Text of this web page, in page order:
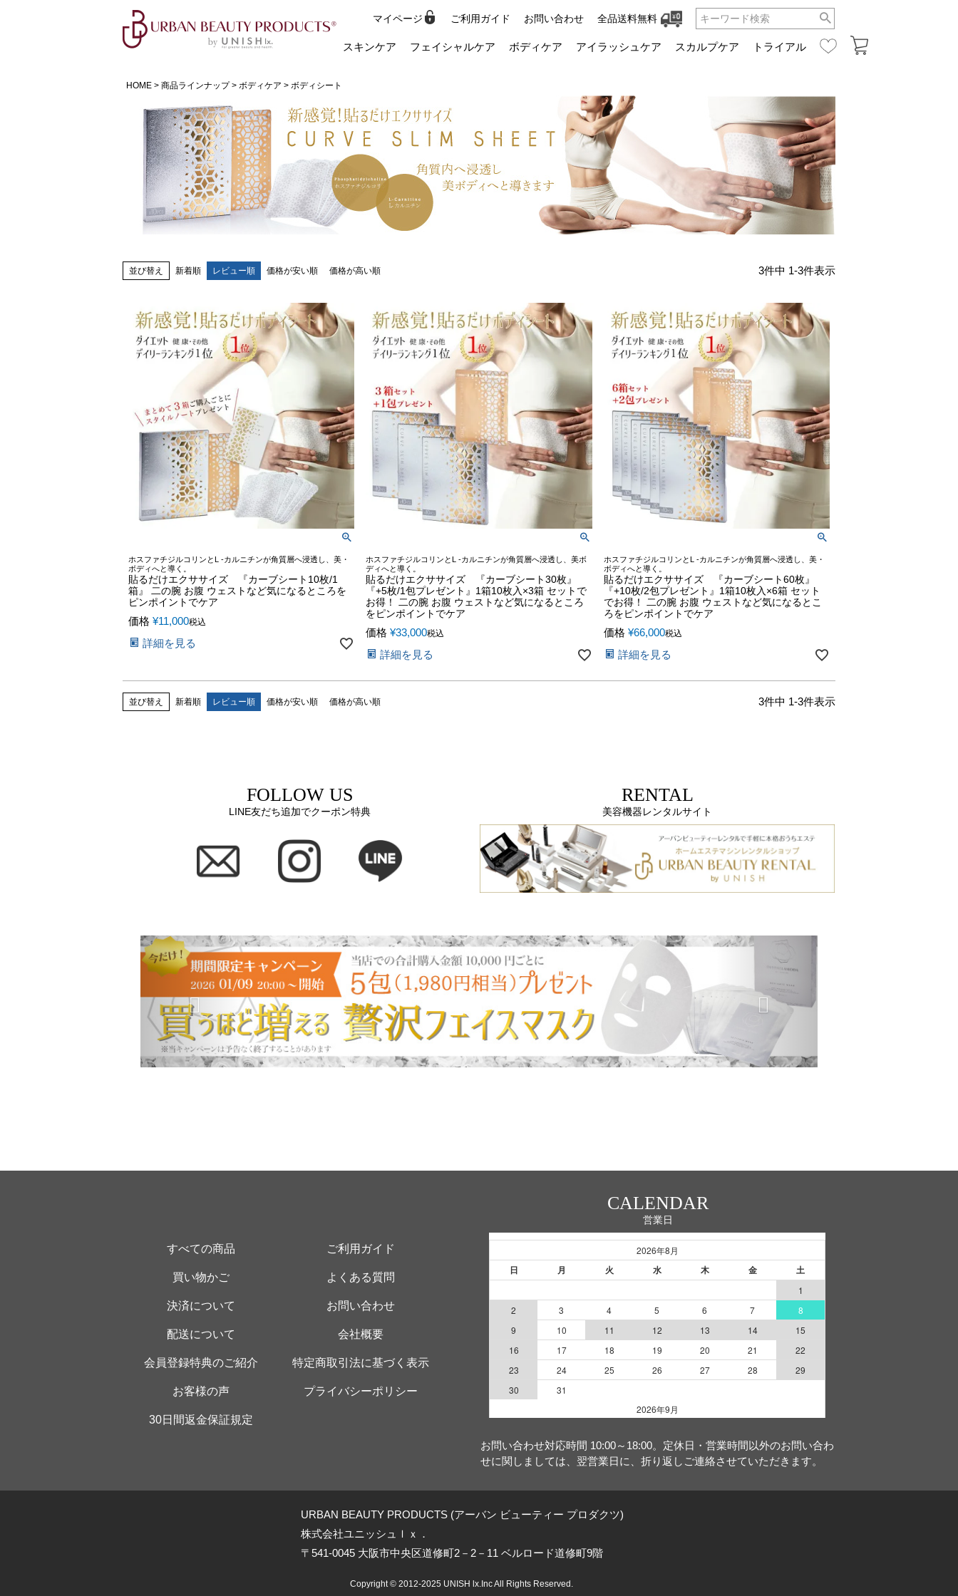
マイページ ご利用ガイド お問い合わせ 全品送料無料
検索
スキンケア フェイシャルケア ボディケア アイラッシュケア スカルプケア トライアル
HOME 商品ラインナップ ボディケア ボディシート
並び替え 新着順 レビュー順 価格が安い順 価格が高い順 3件中 1-3件表示
ホスファチジルコリンとL -カルニチンが角質層へ浸透し、美・
ボディへと導く。
貼るだけエクササイズ 『カーブシート10枚/1
箱』 二の腕 お腹 ウェストなど気になるところを
ピンポイントでケア
価格 ¥11,000税込
詳細を見る
ホスファチジルコリンとL -カルニチンが角質層へ浸透し、美ボ
ディへと導く。
貼るだけエクササイズ 『カーブシート30枚』
『+5枚/1包プレゼント』1箱10枚入×3箱 セットで
お得！ 二の腕 お腹 ウェストなど気になるところ
をピンポイントでケア
価格 ¥33,000税込
詳細を見る
ホスファチジルコリンとL -カルニチンが角質層へ浸透し、美・
ボディへと導く。
貼るだけエクササイズ 『カーブシート60枚』
『+10枚/2包プレゼント』1箱10枚入×6箱 セット
でお得！ 二の腕 お腹 ウェストなど気になるとこ
ろをピンポイントでケア
価格 ¥66,000税込
詳細を見る
並び替え 新着順 レビュー順 価格が安い順 価格が高い順 3件中 1-3件表示
FOLLOW US
LINE友だち追加でクーポン特典
RENTAL
美容機器レンタルサイト
すべての商品 ご利用ガイド
買い物かご よくある質問
決済について お問い合わせ
配送について 会社概要
会員登録特典のご紹介 特定商取引法に基づく表示
お客様の声 プライバシーポリシー
30日間返金保証規定
CALENDAR
営業日
お問い合わせ対応時間 10:00～18:00。定休日・営業時間以外のお問い合わ
せに関しましては、翌営業日に、折り返しご連絡させていただきます。
URBAN BEAUTY PRODUCTS (アーバン ビューティー プロダクツ)
株式会社ユニッシュｌｘ．
〒541-0045 大阪市中央区道修町2－2－11 ベルロード道修町9階
Copyright © 2012-2025 UNISH lx.Inc All Rights Reserved.